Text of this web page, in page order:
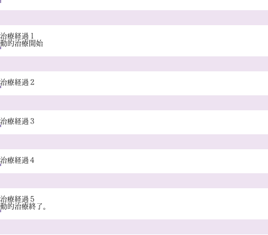
治療経過１
動的治療開始
治療経過２
治療経過３
治療経過４
治療経過５
動的治療終了。